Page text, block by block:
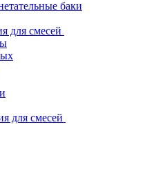
баки
для смесей
для смесей